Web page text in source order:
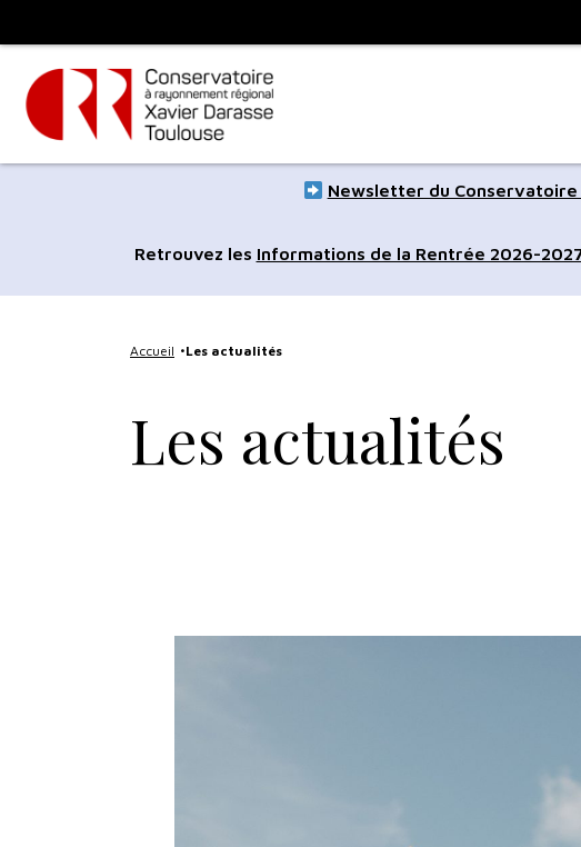
principal
à
navigation
métropole
Newsletter du Conservatoire
Retrouvez les Informations de la Rentrée 2026-
Accueil Les actualités
Les actualités